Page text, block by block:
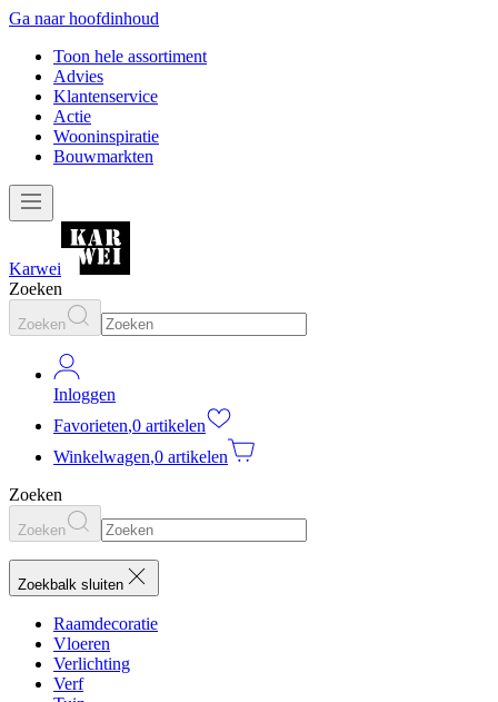
Ga naar hoofdinhoud
Toon hele assortiment
Advies
Klantenservice
Actie
Wooninspiratie
Bouwmarkten
Karwei
Zoeken
Zoeken
Inloggen
Favorieten,0 artikelen
Winkelwagen,0 artikelen
Zoeken
Zoeken
Zoekbalk sluiten
Raamdecoratie
Vloeren
Verlichting
Verf